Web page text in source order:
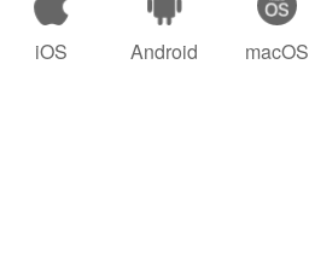
iOS Android macOS